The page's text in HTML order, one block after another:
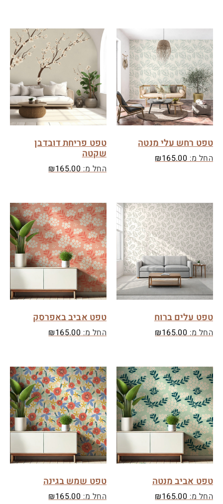
טפט רחש עלי מנטה
החל מ: ₪165.00
טפט פריחת דובדבן
שקטה
החל מ: ₪165.00
טפט עלים ברוח
החל מ: ₪165.00
טפט אביב באפרסק
החל מ: ₪165.00
טפט אביב מנטה
החל מ: ₪165.00
טפט שמש בגינה
החל מ: ₪165.00